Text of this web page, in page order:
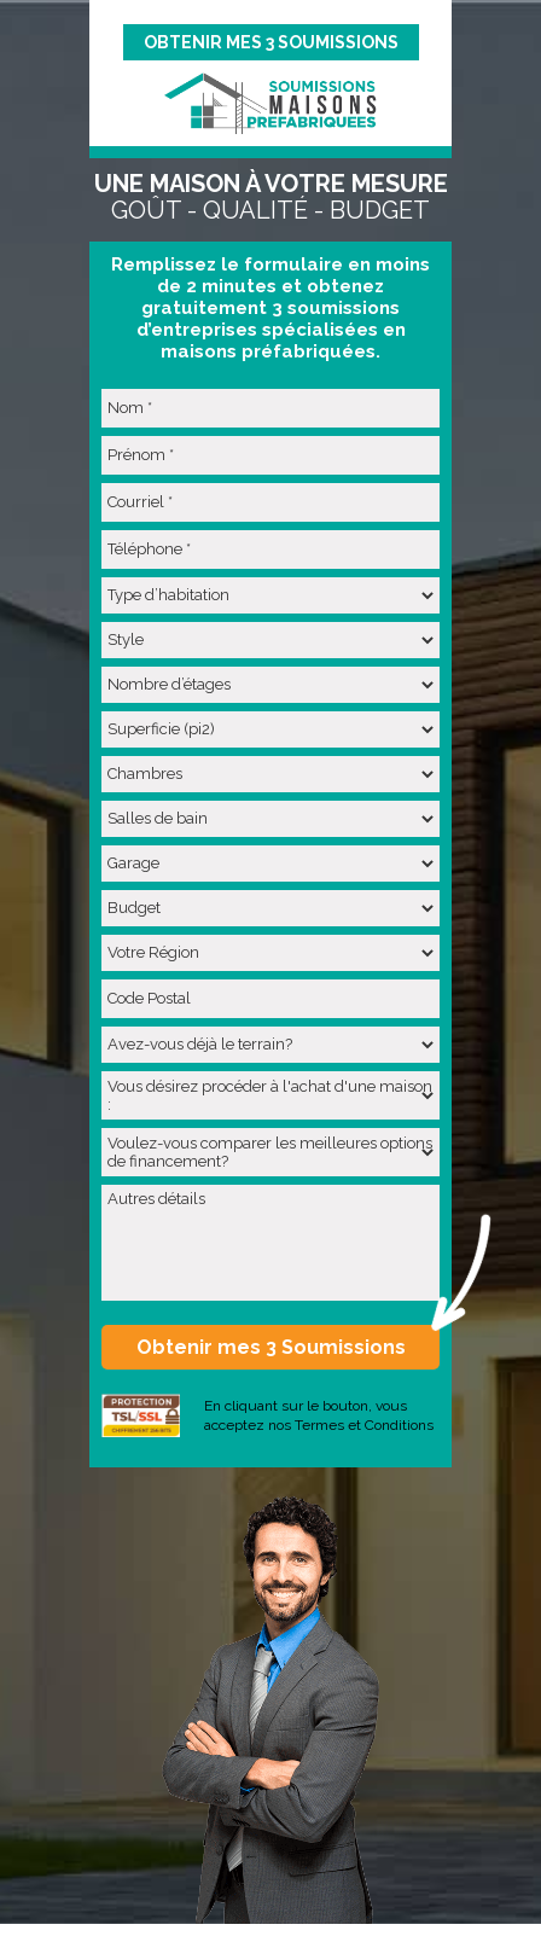
OBTENIR MES 3 SOUMISSIONS
UNE MAISON À VOTRE MESURE
GOÛT - QUALITÉ - BUDGET
Remplissez le formulaire en moins
de 2 minutes et obtenez
gratuitement 3 soumissions
d’entreprises spécialisées en
maisons préfabriquées.
En cliquant sur le bouton, vous
acceptez nos Termes et Conditions